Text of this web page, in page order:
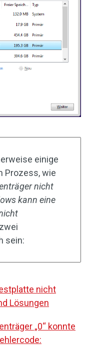
einige
Prozess, wie
nicht
kann eine
sein:
nicht
Lösungen
„0“ konnte